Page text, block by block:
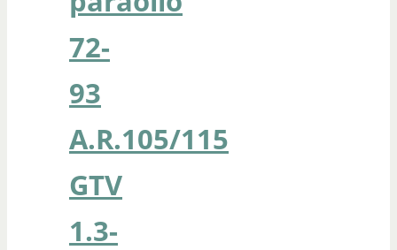
72-
93
A.R.105/115
GTV
1.3-